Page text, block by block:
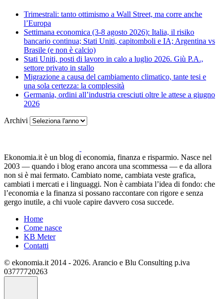
Trimestrali: tanto ottimismo a Wall Street, ma corre anche
l’Europa
Settimana economica (3-8 agosto 2026): Italia, il risiko
bancario continua; Stati Uniti, capitomboli e IA; Argentina vs
Brasile (e non è calcio)
Stati Uniti, posti di lavoro in calo a luglio 2026. Giù P.A.,
settore privato in stallo
Migrazione a causa del cambiamento climatico, tante tesi e
una sola certezza: la complessità
Germania, ordini all’industria cresciuti oltre le attese a giugno
2026
Archivi
Ekonomia.it è un blog di economia, finanza e risparmio. Nasce nel
2003 — quando i blog erano ancora una scommessa — e da allora
non si è mai fermato. Cambiato nome, cambiata veste grafica,
cambiati i mercati e i linguaggi. Non è cambiata l’idea di fondo: che
l’economia e la finanza si possano raccontare con rigore e senza
gergo inutile, a chi vuole capire davvero cosa succede.
Home
Come nasce
KB Meter
Contatti
© ekonomia.it 2014 - 2026. Arancio e Blu Consulting p.iva
03777720263